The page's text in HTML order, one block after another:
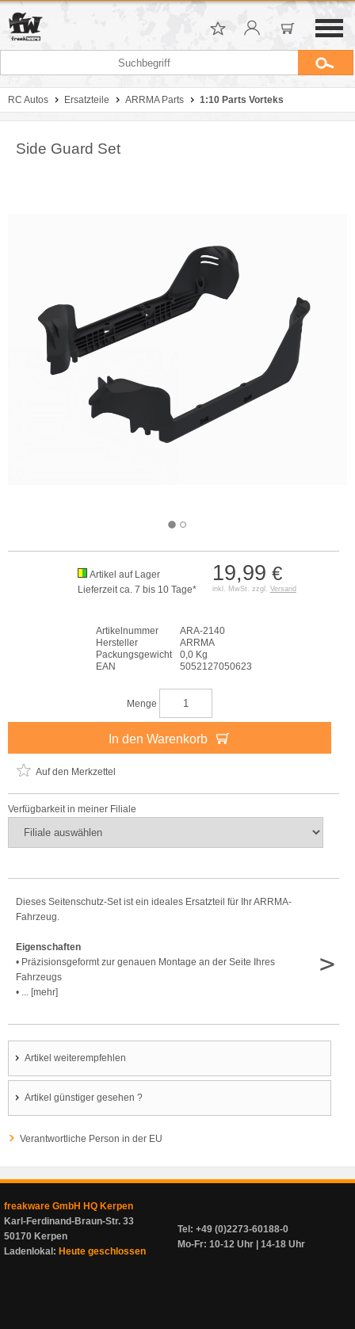
RC Autos Ersatzteile ARRMA Parts 1:10 Parts Vorteks
Side Guard Set
19,99 €
inkl. MwSt. zzgl. Versand
Artikel auf Lager
Lieferzeit ca. 7 bis 10 Tage*
Artikelnummer
ARA-2140
Hersteller
ARRMA
Packungsgewicht
0,0 Kg
EAN
5052127050623
Menge
In den Warenkorb
Auf den Merkzettel
Verfügbarkeit in meiner Filiale
Dieses Seitenschutz-Set ist ein ideales Ersatzteil für Ihr ARRMA-
Fahrzeug.
Eigenschaften
• Präzisionsgeformt zur genauen Montage an der Seite Ihres
Fahrzeugs
• ... [mehr]
>
Artikel weiterempfehlen
Artikel günstiger gesehen ?
Verantwortliche Person in der EU
freakware GmbH HQ Kerpen
Karl-Ferdinand-Braun-Str. 33
50170 Kerpen
Ladenlokal: Heute geschlossen
Tel: +49 (0)2273-60188-0
Mo-Fr: 10-12 Uhr | 14-18 Uhr